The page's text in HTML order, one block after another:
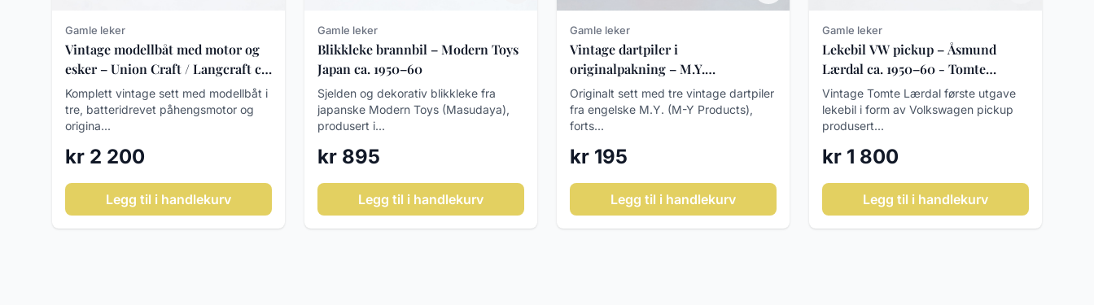
Gamle leker
Vintage modellbåt med motor og
esker – Union Craft / Langcraft ca.
1950–60
Komplett vintage sett med modellbåt i
tre, batteridrevet påhengsmotor og
origina...
kr 2 200
Legg til i handlekurv
Gamle leker
Blikkleke brannbil – Modern Toys
Japan ca. 1950–60
Sjelden og dekorativ blikkleke fra
japanske Modern Toys (Masudaya),
produsert i...
kr 895
Legg til i handlekurv
Gamle leker
Vintage dartpiler i
originalpakning – M.Y.
Tournament Darts ca. 1970–80
Originalt sett med tre vintage dartpiler
fra engelske M.Y. (M-Y Products),
forts...
kr 195
Legg til i handlekurv
Gamle leker
Lekebil VW pickup – Åsmund
Lærdal ca. 1950–60 - Tomte
Lærdal
Vintage Tomte Lærdal første utgave
lekebil i form av Volkswagen pickup
produsert...
kr 1 800
Legg til i handlekurv